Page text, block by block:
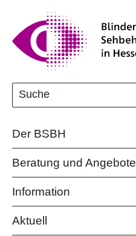
Der BSBH
Beratung und Angebote
Information
Aktuell